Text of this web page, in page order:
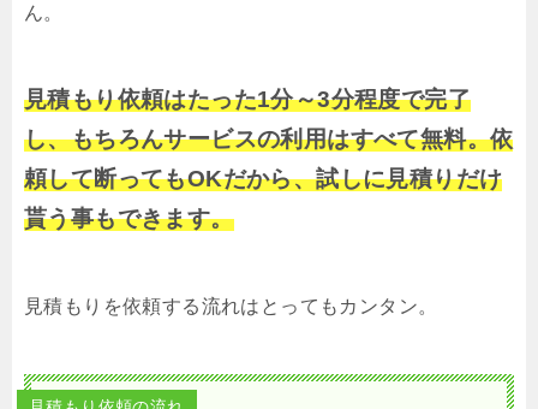
ん。
見積もり依頼はたった1分～3分程度で完了
し、もちろんサービスの利用はすべて無料。依
頼して断ってもOKだから、試しに見積りだけ
貰う事もできます。
見積もりを依頼する流れはとってもカンタン。